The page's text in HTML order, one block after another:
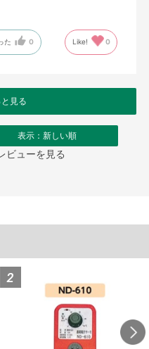
た 0 Like! 0
と見る
表示：新しい順
ビューを見る